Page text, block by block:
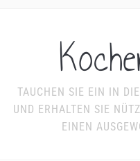
TAUCHEN SIE EIN IN
UND ERHALTEN SIE
EINEN